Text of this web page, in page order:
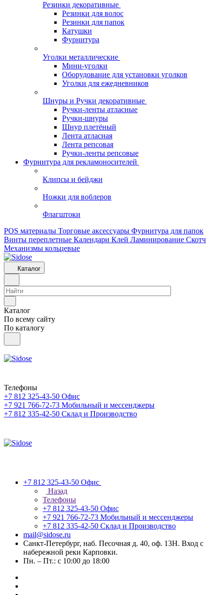
Резинки декоративные
Резинки для волос
Резинки для папок
Катушки
Фурнитура
Уголки металлические
Мини-уголки
Оборудование для установки уголков
Уголки для ежедневников
Шнуры и Ручки декоративные
Ручки-ленты атласные
Ручки-шнуры
Шнур плетёный
Лента атласная
Лента репсовая
Ручки-ленты репсовые
Фурнитура для рекламоносителей
Клипсы и бeйджи
Ножки для воблеров
Флагштоки
POS материалы Торговые аксессуары Фурнитура для папок
Винты переплетные Календари Клей Ламинирование Скотч
Механизмы кольцевые
Каталог
Каталог
По всему сайту
По каталогу
Телефоны
+7 812 325-43-50 Офис
+7 921 766-72-73 Мобильный и мессенджеры
+7 812 335-42-50 Склад и Производство
+7 812 325-43-50 Офис
Назад
Телефоны
+7 812 325-43-50 Офис
+7 921 766-72-73 Мобильный и мессенджеры
+7 812 335-42-50 Склад и Производство
mail@sidose.ru
Санкт-Петербург, наб. Песочная д. 40, оф. 13Н. Вход с
набережной реки Карповки.
Пн. – Пт.: с 10:00 до 18:00